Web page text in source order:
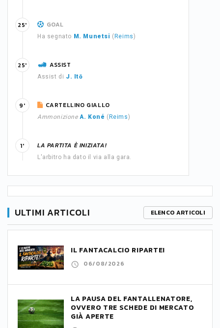
GOAL
Ha segnato M. Munetsi ( Reims)
25'
ASSIST
Assist di J. Itō
25'
CARTELLINO GIALLO
Ammonizione A. Koné ( Reims)
9'
LA PARTITA È INIZIATA!
L'arbitro ha dato il via alla gara.
1'
ULTIMI ARTICOLI ELENCO ARTICOLI
IL FANTACALCIO RIPARTE!
06/08/2026
LA PAUSA DEL FANTALLENATORE,
OVVERO TRE SCHEDE DI MERCATO
GIÀ APERTE